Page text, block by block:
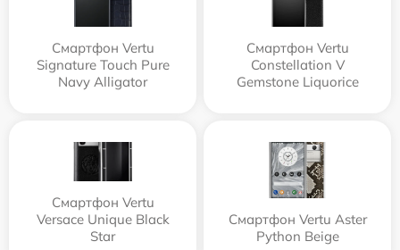
Смартфон Vertu
Signature Touch Pure
Navy Alligator
Смартфон Vertu
Constellation V
Gemstone Liquorice
Смартфон Vertu
Versace Unique Black
Star
Смартфон Vertu Aster
Python Beige